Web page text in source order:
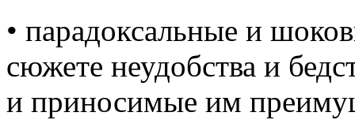
• парадоксальные и
сюжете неудобства и
и приносимые им